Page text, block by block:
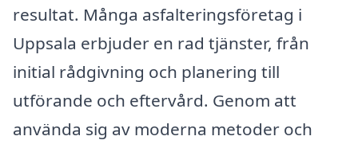
resultat. Många asfalteringsföretag i
Uppsala erbjuder en rad tjänster, från
initial rådgivning och planering till
utförande och eftervård. Genom att
använda sig av moderna metoder och